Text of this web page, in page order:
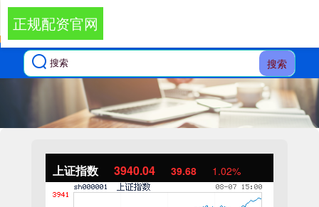
搜索
上证指数 3940.04 39.68 1.02%
正规配资官网